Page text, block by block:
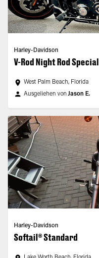
Harley-Davidson
V-Rod Night Rod Special
West Palm Beach, Florida
Ausgeliehen von Jason E.
Harley-Davidson
Softail® Standard